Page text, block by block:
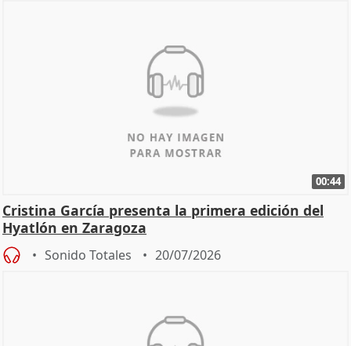
00:44
Cristina García presenta la primera edición del
Hyatlón en Zaragoza
Sonido Totales 20/07/2026